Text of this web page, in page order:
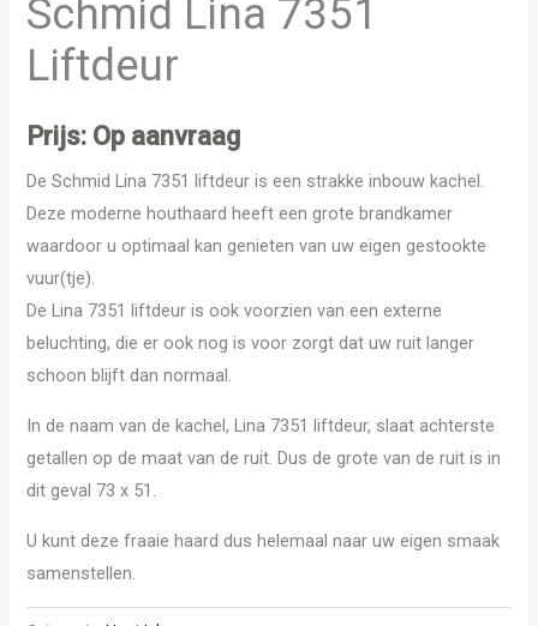
Schmid Lina 7351
Liftdeur
Prijs: Op aanvraag
De Schmid Lina 7351 liftdeur is een strakke inbouw kachel.
Deze moderne houthaard heeft een grote brandkamer
waardoor u optimaal kan genieten van uw eigen gestookte
vuur(tje).
De Lina 7351 liftdeur is ook voorzien van een externe
beluchting, die er ook nog is voor zorgt dat uw ruit langer
schoon blijft dan normaal.
In de naam van de kachel, Lina 7351 liftdeur, slaat achterste
getallen op de maat van de ruit. Dus de grote van de ruit is in
dit geval 73 x 51.
U kunt deze fraaie haard dus helemaal naar uw eigen smaak
samenstellen.